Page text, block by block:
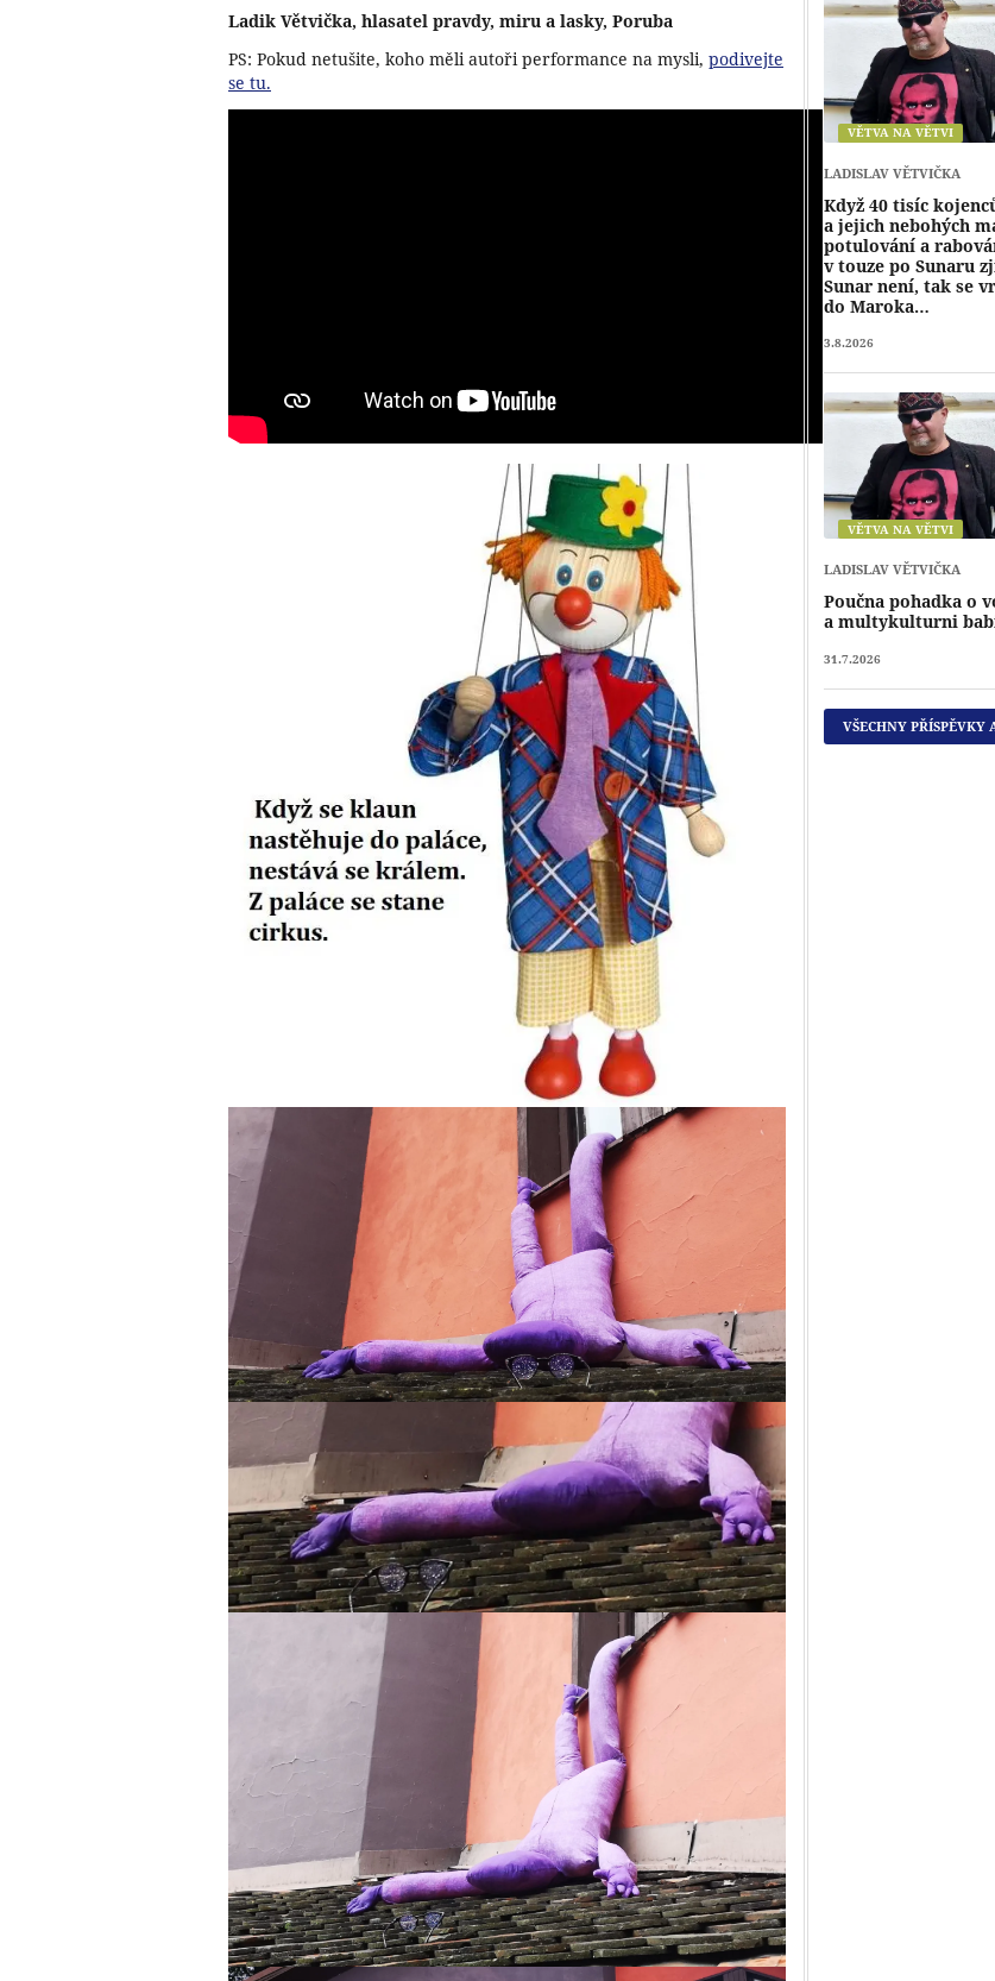
Ladik Větvička, hlasatel pravdy, miru a lasky, Poruba
PS: Pokud netušite, koho měli autoři performance na mysli, podivejte
se tu.
VĚTVA NA VĚTVI
LADISLAV VĚTVIČKA
Když 40 tisíc
a jejich nebohých
potulování a
v touze po Sunaru
Sunar není, tak se
do Maroka…
3.8.2026
VĚTVA NA VĚTVI
LADISLAV VĚTVIČKA
Poučna pohadka o
a multykulturni
31.7.2026
VŠECHNY PŘÍSPĚVKY